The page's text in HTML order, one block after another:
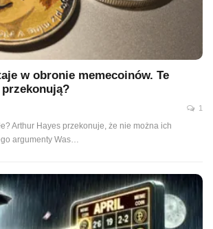
w obronie memecoinów. Te
1
Arthur Hayes przekonuje, że nie można ich
argumenty Was…